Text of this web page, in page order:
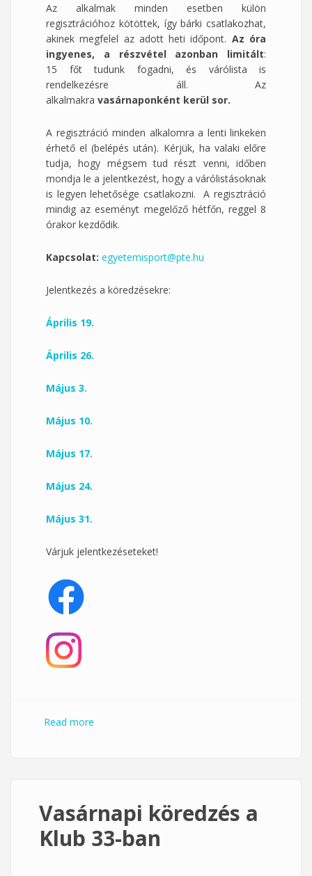
Az alkalmak minden esetben külön
regisztrációhoz kötöttek, így bárki csatlakozhat,
akinek megfelel az adott heti időpont. Az óra
ingyenes, a részvétel azonban limitált:
15 főt tudunk fogadni, és várólista is
rendelkezésre áll. Az
alkalmakra vasárnaponként kerül sor.
A regisztráció minden alkalomra a lenti linkeken
érhető el (belépés után). Kérjük, ha valaki előre
tudja, hogy mégsem tud részt venni, időben
mondja le a jelentkezést, hogy a várólistásoknak
is legyen lehetősége csatlakozni. A regisztráció
mindig az eseményt megelőző hétfőn, reggel 8
órakor kezdődik.
Kapcsolat: egyetemisport@pte.hu
Jelentkezés a köredzésekre:
Április 19.
Április 26.
Május 3.
Május 10.
Május 17.
Május 24.
Május 31.
Várjuk jelentkezéseteket!
Read more
Vasárnapi köredzés a
Klub 33-ban